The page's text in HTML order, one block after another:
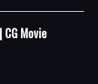
Movie